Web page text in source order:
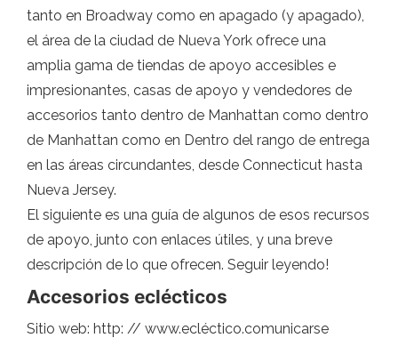
tanto en Broadway como en apagado (y apagado),
el área de la ciudad de Nueva York ofrece una
amplia gama de tiendas de apoyo accesibles e
impresionantes, casas de apoyo y vendedores de
accesorios tanto dentro de Manhattan como dentro
de Manhattan como en Dentro del rango de entrega
en las áreas circundantes, desde Connecticut hasta
Nueva Jersey.
El siguiente es una guía de algunos de esos recursos
de apoyo, junto con enlaces útiles, y una breve
descripción de lo que ofrecen. Seguir leyendo!
Accesorios eclécticos
Sitio web: http: // www.ecléctico.comunicarse